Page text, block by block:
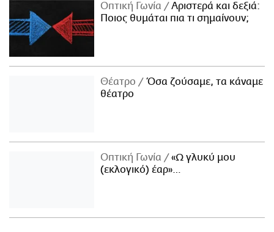
Οπτική Γωνία
Αριστερά και δεξιά:
Ποιος θυμάται πια τι σημαίνουν;
Θέατρο
Όσα ζούσαμε, τα κάναμε
θέατρο
Οπτική Γωνία
«Ω γλυκύ μου
(εκλογικό) έαρ»…